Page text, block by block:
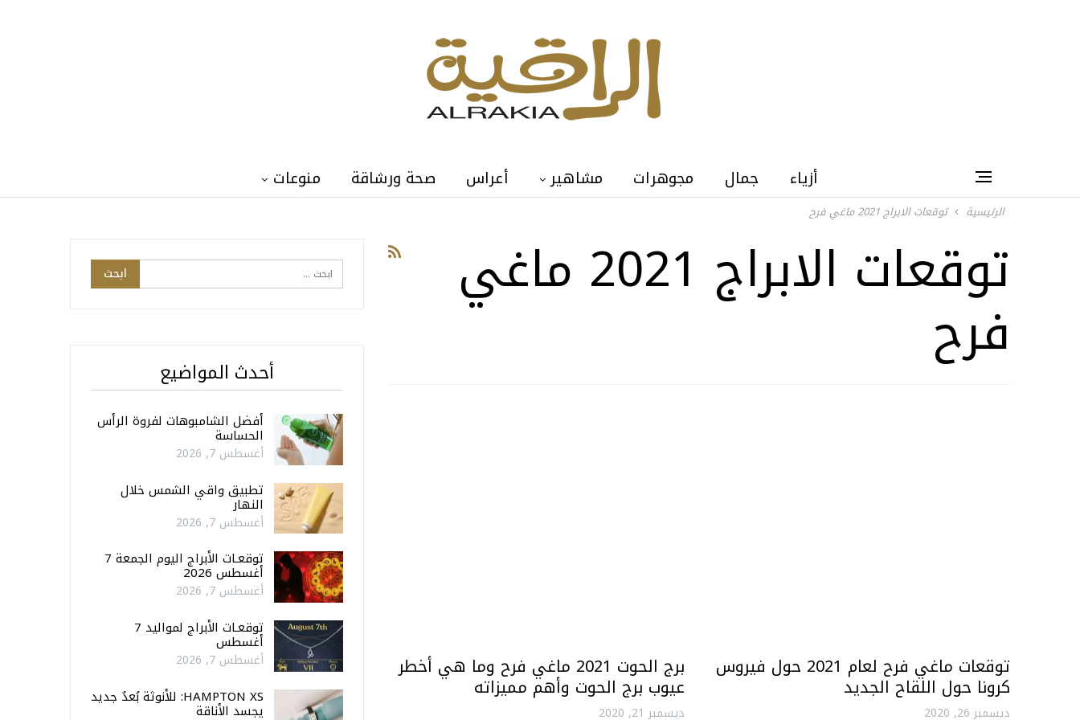
أزياء جمال مجوهرات مشاهير أعراس صحة ورشاقة منوعات
الرئيسية توقعات الابراج 2021 ماغي فرح
توقعات الابراج 2021 ماغي
فرح
توقعات ماغي فرح لعام 2021 حول فيروس
كرونا حول اللقاح الجديد
ديسمبر 26, 2020
برج الحوت 2021 ماغي فرح وما هي أخطر
عيوب برج الحوت وأهم مميزاته
ديسمبر 21, 2020
أحدث المواضيع
أفضل الشامبوهات لفروة الرأس
الحساسة
أغسطس 7, 2026
تطبيق واقي الشمس خلال
النهار
أغسطس 7, 2026
توقعـات الأبراج اليوم الجمعة 7
أغسطس 2026
أغسطس 7, 2026
توقعـات الأبراج لمواليد 7
أغسطس
أغسطس 7, 2026
HAMPTON XS: للأنوثة بُعدٌ جديد
يجسد الأناقة